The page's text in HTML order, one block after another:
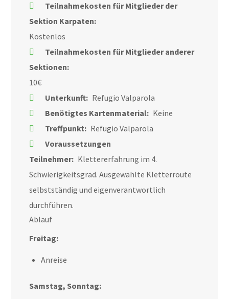
Teilnahmekosten für Mitglieder der
Sektion Karpaten:
Kostenlos
Teilnahmekosten für Mitglieder anderer
Sektionen:
10€
Unterkunft: Refugio Valparola
Benötigtes Kartenmaterial: Keine
Treffpunkt: Refugio Valparola
Voraussetzungen
Teilnehmer: Klettererfahrung im 4.
Schwierigkeitsgrad. Ausgewählte Kletterroute
selbstständig und eigenverantwortlich
durchführen.
Ablauf
Freitag:
Anreise
Samstag, Sonntag: